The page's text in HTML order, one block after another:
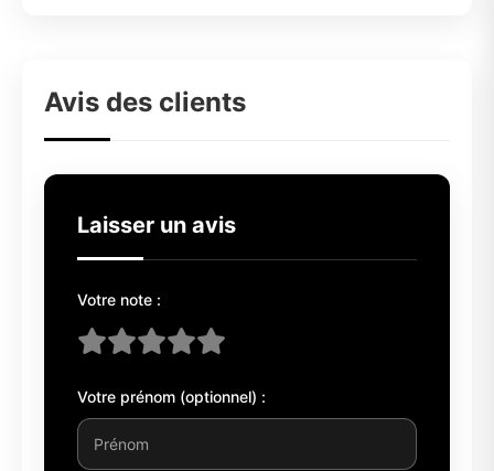
Avis des clients
Laisser un avis
Votre note :
Votre prénom (optionnel) :